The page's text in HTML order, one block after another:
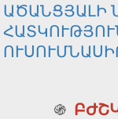
ԱԾԱՆՑՅԱԼԻ
֍